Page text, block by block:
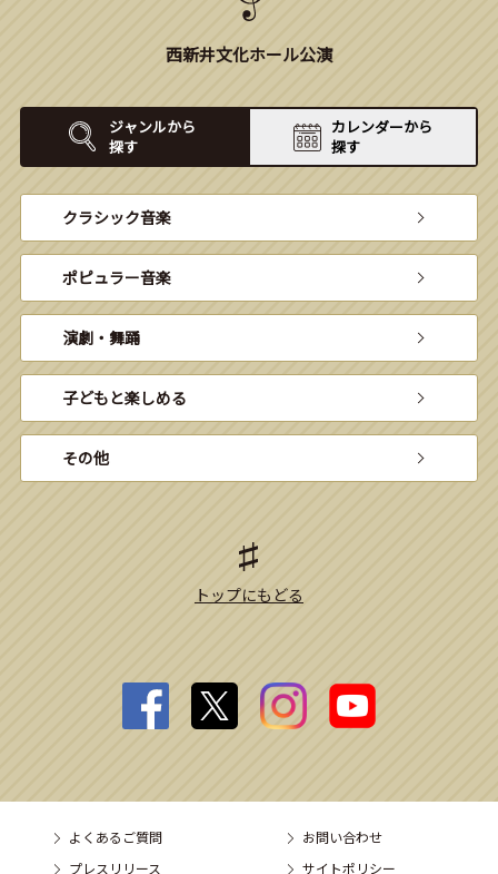
西新井文化ホール公演
ジャンルから
探す
カレンダーから
探す
クラシック音楽
ポピュラー音楽
演劇・舞踊
子どもと楽しめる
その他
トップにもどる
よくあるご質問
お問い合わせ
プレスリリース
サイトポリシー